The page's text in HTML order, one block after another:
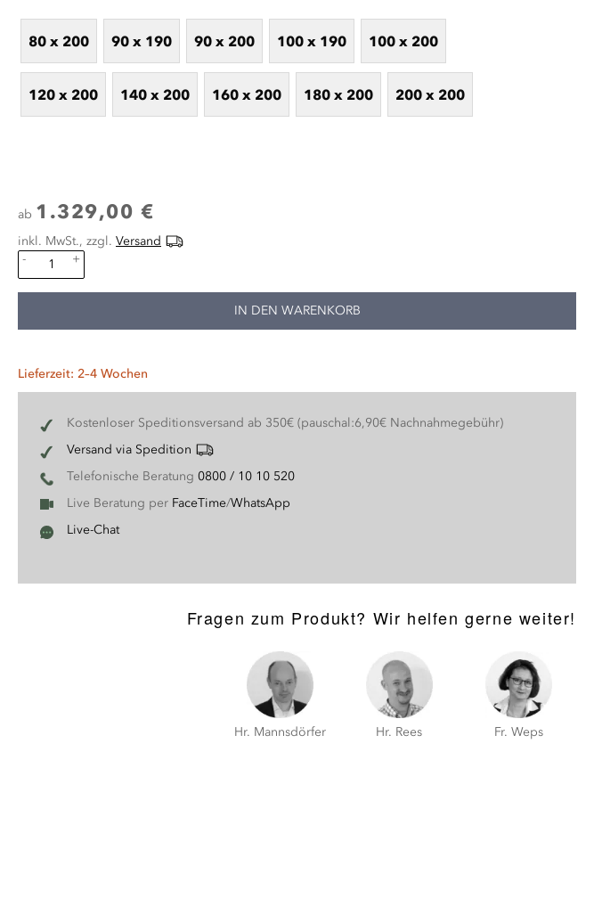
80 x 200 90 x 190 90 x 200 100 x 190 100 x 200
120 x 200 140 x 200 160 x 200 180 x 200 200 x 200
ab 1.329,00 €
inkl. MwSt., zzgl. Versand
-
+
IN DEN WARENKORB
Lieferzeit: 2–4 Wochen
Kostenloser Speditionsversand ab 350€ (pauschal:6,90€ Nachnahmegebühr)
Versand via Spedition
Telefonische Beratung 0800 / 10 10 520
Live Beratung per FaceTime/WhatsApp
Live-Chat
Fragen zum Produkt? Wir helfen gerne weiter!
Hr. Mannsdörfer Hr. Rees Fr. Weps